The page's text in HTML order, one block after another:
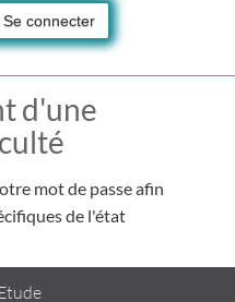
Se connecter
d'une
mot de passe afin
de l'état